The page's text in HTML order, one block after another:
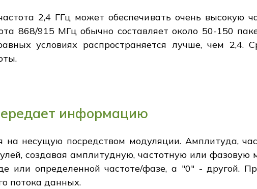
2,4 ГГц может обеспечивать очень высокую
868/915 МГц обычно составляет около 50-150
условиях распространяется лучше, чем 2,4.
информацию
на несущую посредством модуляции. Амплитуда,
создавая амплитудную, частотную или фазовую
или определенной частоте/фазе, а "0" - другой.
потока данных.